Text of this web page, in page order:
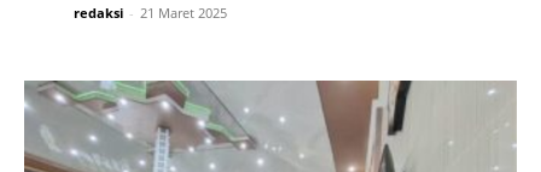
redaksi - 21 Maret 2025